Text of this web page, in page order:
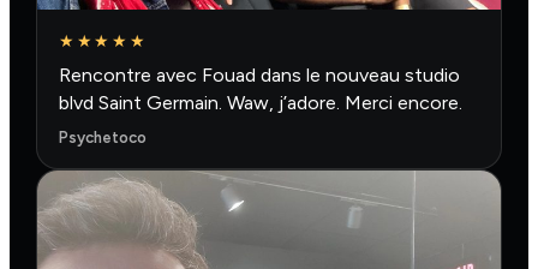
★★★★★
Rencontre avec Fouad dans le nouveau studio
blvd Saint Germain. Waw, j’adore. Merci encore.
Psychetoco